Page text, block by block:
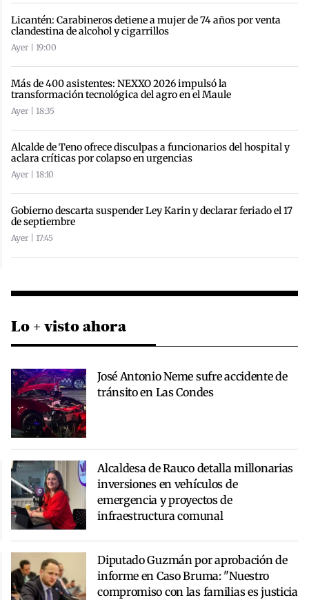
Licantén: Carabineros detiene a mujer de 74 años por venta
clandestina de alcohol y cigarrillos
Ayer | 19:00
Más de 400 asistentes: NEXXO 2026 impulsó la
transformación tecnológica del agro en el Maule
Ayer | 18:35
Alcalde de Teno ofrece disculpas a funcionarios del hospital y
aclara críticas por colapso en urgencias
Ayer | 18:10
Gobierno descarta suspender Ley Karin y declarar feriado el 17
de septiembre
Ayer | 17:45
Lo + visto ahora
José Antonio Neme sufre accidente de
tránsito en Las Condes
Alcaldesa de Rauco detalla millonarias
inversiones en vehículos de
emergencia y proyectos de
infraestructura comunal
Diputado Guzmán por aprobación de
informe en Caso Bruma: "Nuestro
compromiso con las familias es justicia